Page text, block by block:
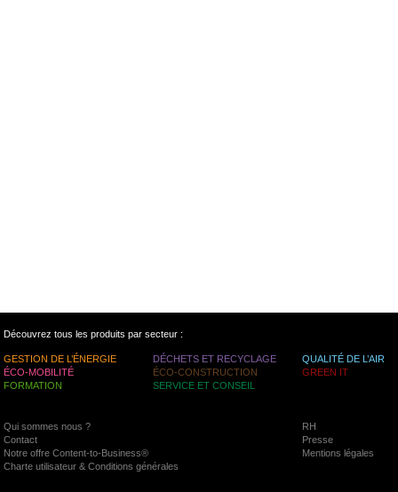
Découvrez tous les produits par secteur :
GESTION DE L’ÉNERGIE DÉCHETS ET RECYCLAGE
QUALITÉ DE L’AIR
ÉCO-MOBILITÉ
ÉCO-CONSTRUCTION
GREEN IT
FORMATION
SERVICE ET CONSEIL
Qui sommes nous ?
RH
Contact
Presse
Notre offre Content-to-Business®
Mentions légales
Charte utilisateur & Conditions générales